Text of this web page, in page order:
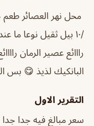
/١٠ بيل ثقيل نوعا
رااائع عصير الرمان
البانكيك لذيذ 😋 بس
التقرير الاول